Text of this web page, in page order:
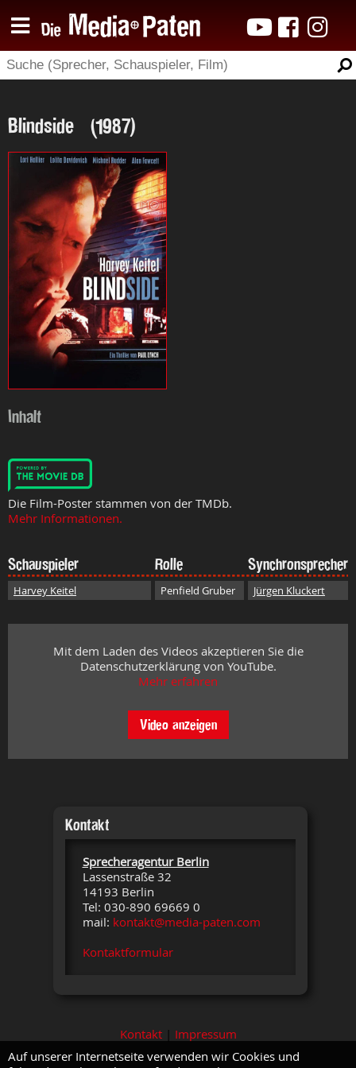
Blindside (1987)
Inhalt
Die Film-Poster stammen von der TMDb.
Mehr Informationen.
Schauspieler Rolle Synchronsprecher
Harvey Keitel Penfield Gruber Jürgen Kluckert
Mit dem Laden des Videos akzeptieren Sie die
Datenschutzerklärung von YouTube.
Mehr erfahren
Video anzeigen
Kontakt
Sprecheragentur Berlin
Lassenstraße 32
14193 Berlin
Tel: 030-890 69669 0
mail: kontakt@media-paten.com
Kontaktformular
Kontakt| Impressum
Auf unserer Internetseite verwenden wir Cookies und